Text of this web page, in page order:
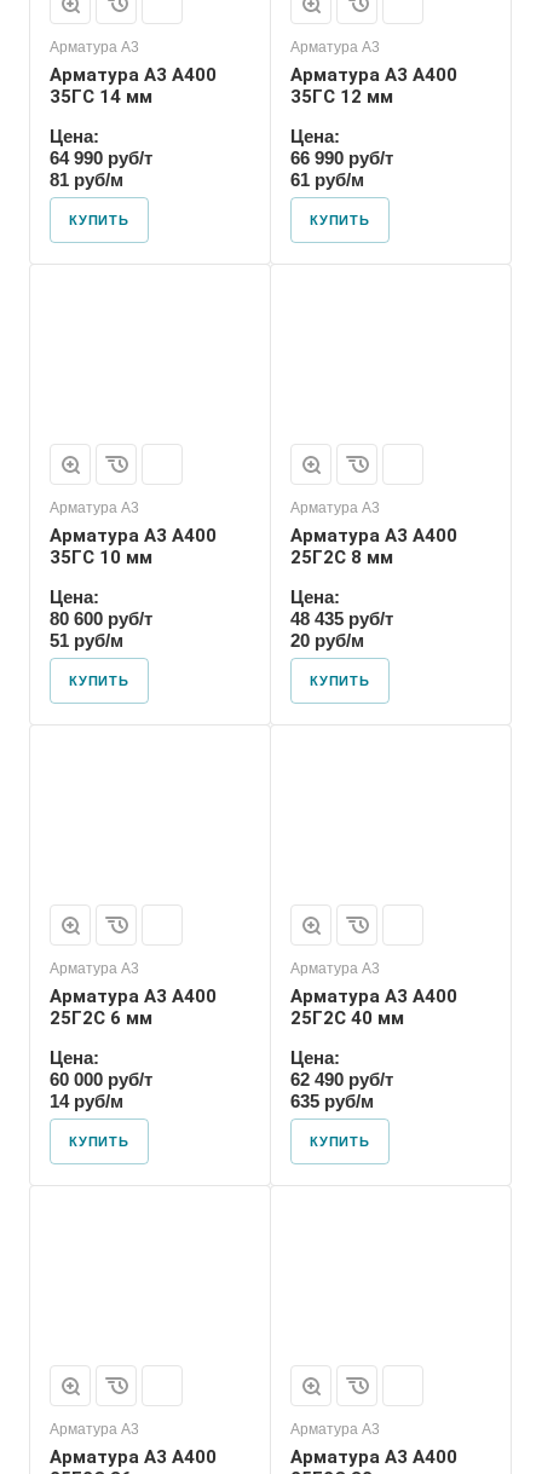
Арматура А3
Арматура А3 А400
35ГС 14 мм
Цена:
64 990 руб/т
81 руб/м
КУПИТЬ
Арматура А3
Арматура А3 А400
35ГС 12 мм
Цена:
66 990 руб/т
61 руб/м
КУПИТЬ
Арматура А3
Арматура А3 А400
35ГС 10 мм
Цена:
80 600 руб/т
51 руб/м
КУПИТЬ
Арматура А3
Арматура А3 А400
25Г2С 8 мм
Цена:
48 435 руб/т
20 руб/м
КУПИТЬ
Арматура А3
Арматура А3 А400
25Г2С 6 мм
Цена:
60 000 руб/т
14 руб/м
КУПИТЬ
Арматура А3
Арматура А3 А400
25Г2С 40 мм
Цена:
62 490 руб/т
635 руб/м
КУПИТЬ
Арматура А3
Арматура А3 А400
Арматура А3
Арматура А3 А400